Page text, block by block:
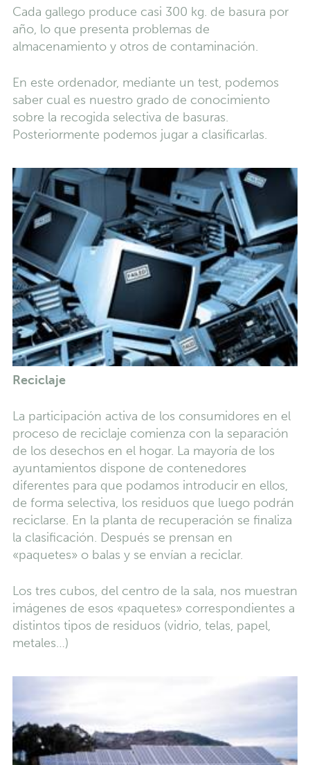
Cada gallego produce casi 300 kg. de basura por
año, lo que presenta problemas de
almacenamiento y otros de contaminación.
En este ordenador, mediante un test, podemos
saber cual es nuestro grado de conocimiento
sobre la recogida selectiva de basuras.
Posteriormente podemos jugar a clasificarlas.
Reciclaje
La participación activa de los consumidores en el
proceso de reciclaje comienza con la separación
de los desechos en el hogar. La mayoría de los
ayuntamientos dispone de contenedores
diferentes para que podamos introducir en ellos,
de forma selectiva, los residuos que luego podrán
reciclarse. En la planta de recuperación se finaliza
la clasificación. Después se prensan en
«paquetes» o balas y se envían a reciclar.
Los tres cubos, del centro de la sala, nos muestran
imágenes de esos «paquetes» correspondientes a
distintos tipos de residuos (vidrio, telas, papel,
metales…)